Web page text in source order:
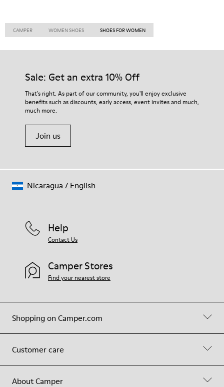
CAMPER WOMEN SHOES SHOES FOR WOMEN
Sale: Get an extra 10% Off
That's right. As part of our community, you'll enjoy exclusive
benefits such as discounts, early access, event invites and much,
much more.
Join us
Shopping on Camper.com
Customer care
About Camper
Help
Contact Us
Camper Stores
Find your nearest store
Nicaragua / English